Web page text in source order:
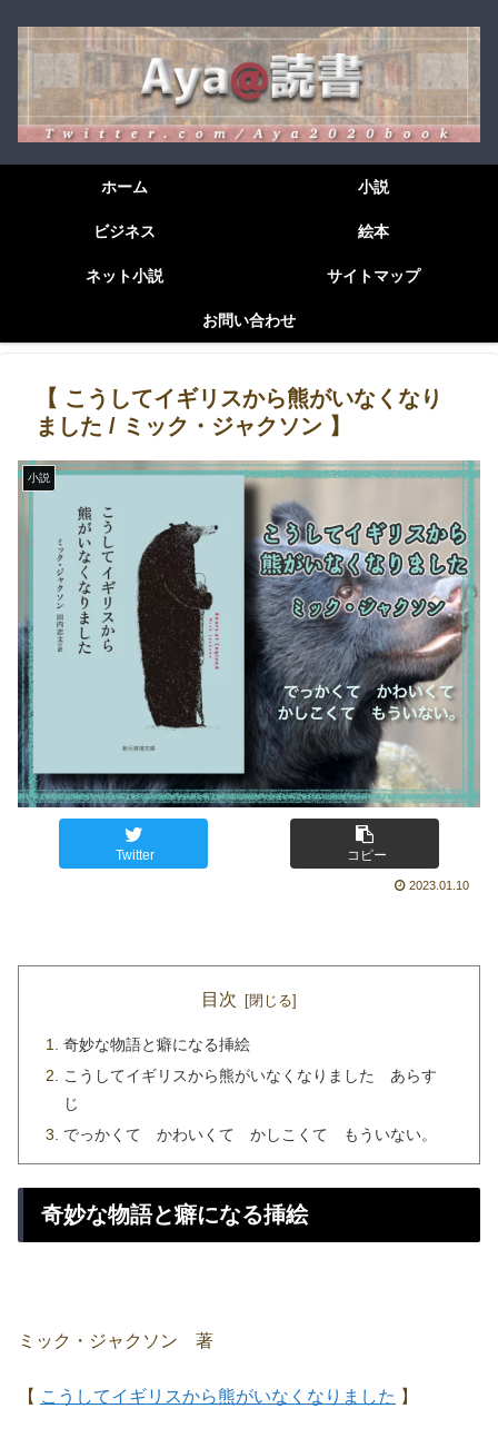
ホーム 小説
ビジネス 絵本
ネット小説 サイトマップ
お問い合わせ
【 こうしてイギリスから熊がいなくなり
ました / ミック・ジャクソン 】
小説
Twitter コピー
2023.01.10
目次
奇妙な物語と癖になる挿絵
こうしてイギリスから熊がいなくなりました あらす
じ
でっかくて かわいくて かしこくて もういない。
奇妙な物語と癖になる挿絵
ミック・ジャクソン 著
【 こうしてイギリスから熊がいなくなりました 】